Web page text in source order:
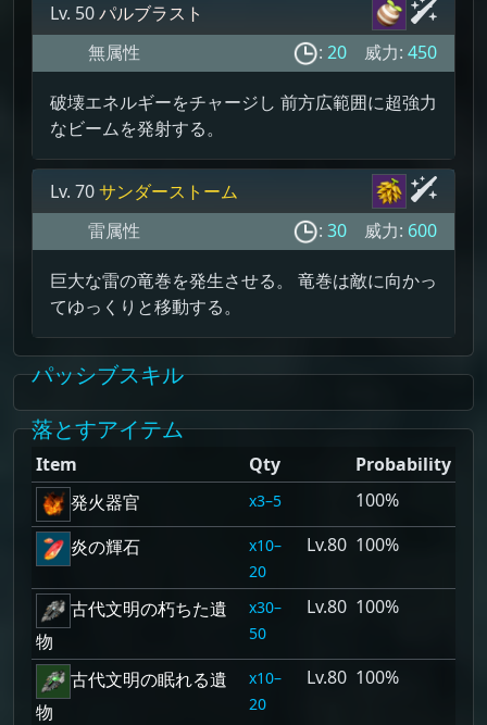
Lv. 50パルブラスト
無属性
: 20 威力: 450
破壊エネルギーをチャージし 前方広範囲に超強力
なビームを発射する。
Lv. 70サンダーストーム
雷属性
: 30 威力: 600
巨大な雷の竜巻を発生させる。 竜巻は敵に向かっ
てゆっくりと移動する。
パッシブスキル
落とすアイテム
Item Qty
Probability
発火器官
3–5
100%
炎の輝石
10–
20
80 100%
古代文明の朽ちた遺
物
30–
50
80 100%
古代文明の眠れる遺
物
10–
20
80 100%